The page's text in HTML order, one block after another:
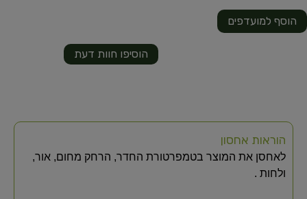
הוסיפו חוות דעת
הוסף למועדפים
הוראות אחסון
לאחסן את המוצר בטמפרטורת החדר, הרחק מחום, אור,
ולחות .